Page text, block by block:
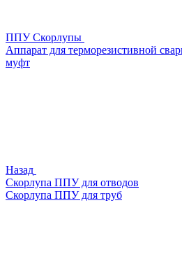
ППУ Скорлупы
Аппарат для терморезистивной
муфт
Назад
Скорлупа ППУ для отводов
Скорлупа ППУ для труб